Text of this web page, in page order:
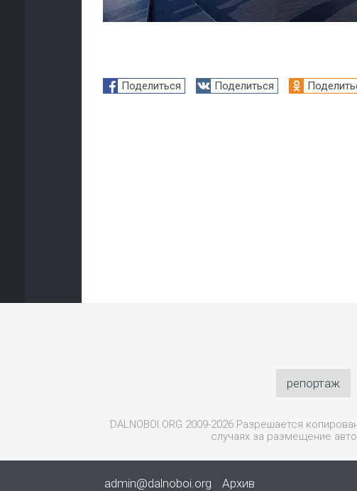
Поделиться Поделиться
репортаж
DALNOBOI.ORG 2009-2026 Разрешается
случаях за размещение
admin@dalnoboi.org Архив